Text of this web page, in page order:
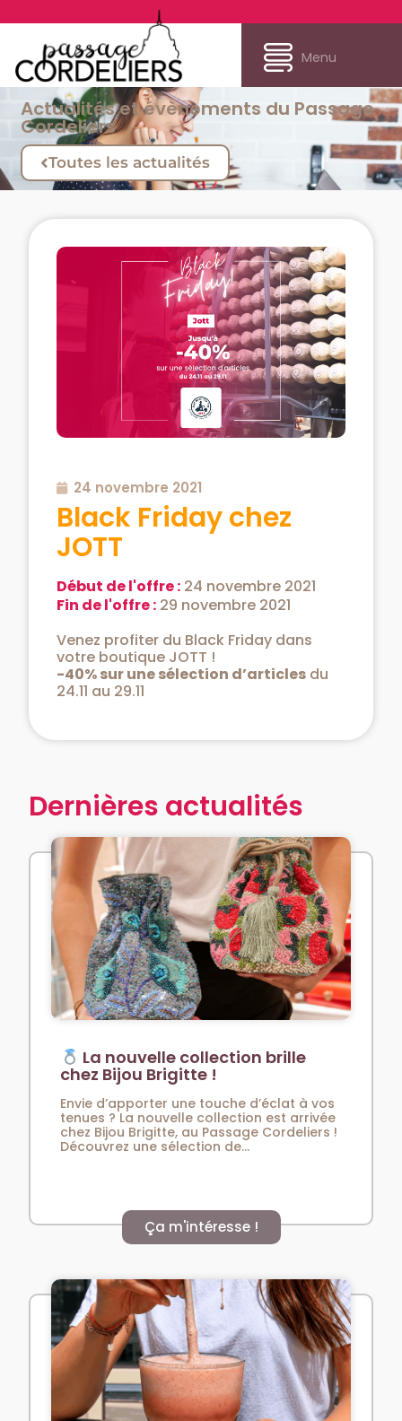
Menu
Actualités et évènements du Passage
Cordeliers
Toutes les actualités
24 novembre 2021
Black Friday chez
JOTT
Début de l'offre :24 novembre 2021
Fin de l'offre :29 novembre 2021
Venez profiter du Black Friday dans
votre boutique JOTT !
-40% sur une sélection d’articlesdu
24.11 au 29.11
Dernières actualités
La nouvelle collection brille
chez Bijou Brigitte !
Envie d’apporter une touche d’éclat à vos
tenues ? La nouvelle collection est arrivée
chez Bijou Brigitte, au Passage Cordeliers !
Découvrez une sélection de...
Ça m'intéresse !